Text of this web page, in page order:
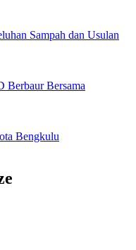
Sampah dan Usulan
Berbaur Bersama
Bengkulu